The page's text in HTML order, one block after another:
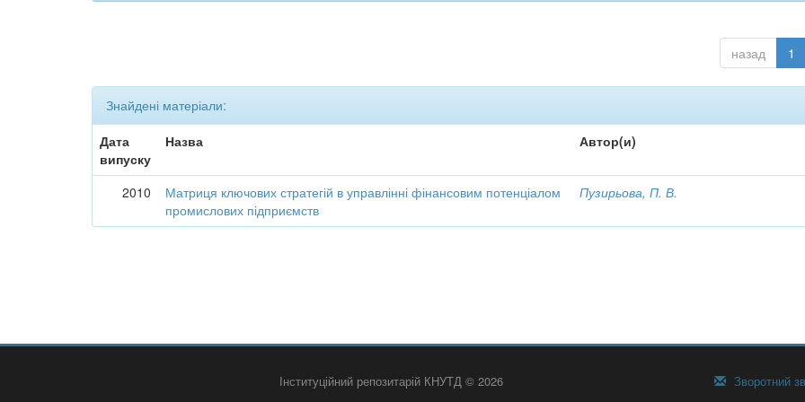
назад 1
Знайдені матеріали:
Дата
випуску
Назва Автор(и)
2010
Матриця ключових стратегій в управлінні фінансовим потенціалом
промислових підприємств
Пузирьова, П. В.
Інституційний репозитарій КНУТД © 2026 Зворотний